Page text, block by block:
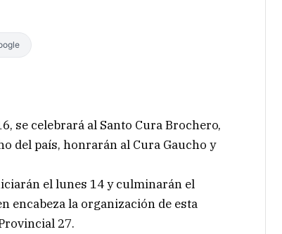
se celebrará al Santo Cura Brochero,
del país, honrarán al Cura Gaucho y
el lunes 14 y culminarán el
encabeza la organización de esta
27.